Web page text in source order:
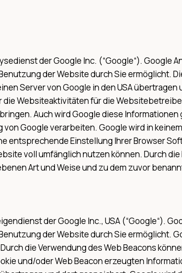
der Google Inc. (“Google“). Google
der Website durch Sie ermöglicht.
Server von Google in den USA
Websiteaktivitäten für die
Auch wird Google diese
Google verarbeiten. Google wird in
entsprechende Einstellung Ihrer Browser
voll umfänglich nutzen können. Durch
Art und Weise und zu dem zuvor
der Google Inc., USA (“Google“).
der Website durch Sie ermöglicht.
die Verwendung des Web Beacons
und/oder Web Beacon erzeugten